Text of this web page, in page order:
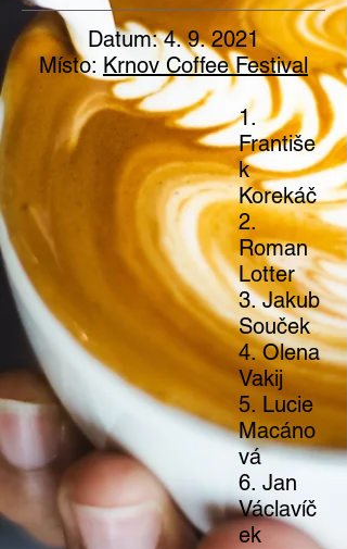
Datum: 4. 9. 2021
Místo: Krnov Coffee Festival
1.
Františe
k
Korekáč
2.
Roman
Lotter
3. Jakub
Souček
4. Olena
Vakij
5. Lucie
Macáno
vá
6. Jan
Václavíč
ek